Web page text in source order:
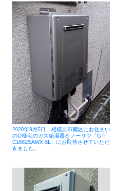
2020年9月5日、相模原市南区にお住まい
のO様宅のガス給湯器をノーリツ「GT-
C1662SAWX BL」にお取替させていただ
きました。